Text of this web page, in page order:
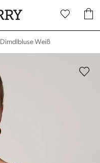
Dirndlbluse Weiß